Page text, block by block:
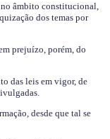
no âmbito constitucional,
dos temas por
prejuízo, porém, do
das leis em vigor, de
desde que tal se